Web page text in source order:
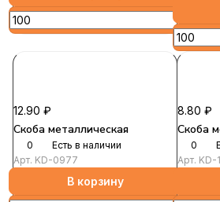
12.90 ₽
Скоба металлическая
0
Есть в наличии
Арт. KD-0977
В корзину
8.80 ₽
Скоба
0
Арт. KD-